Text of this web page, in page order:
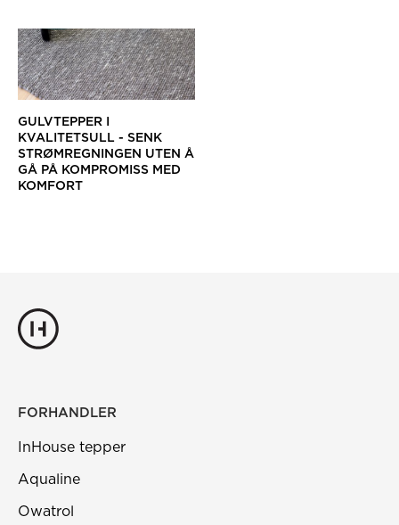
GULVTEPPER I
KVALITETSULL - SENK
STRØMREGNINGEN UTEN Å
GÅ PÅ KOMPROMISS MED
KOMFORT
FORHANDLER
InHouse tepper
Aqualine
Owatrol